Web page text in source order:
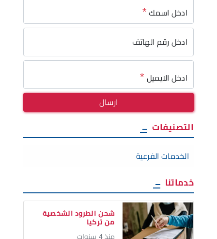
ادخل اسمك *
ادخل رقم الهاتف
ادخل الايميل *
ارسال
التصنيفات
الخدمات الفرعية
خدماتنا
شحن الطرود الشخصية
من تركيا
منذ 4 سنوات